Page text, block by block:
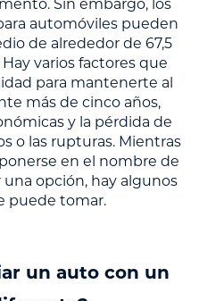
Sin embargo, los
automóviles pueden
de alrededor de 67,5
varios factores que
para mantenerte al
más de cinco años,
y la pérdida de
o las rupturas. Mientras
ponerse en el nombre de
opción, hay algunos
puede tomar.
un auto con un